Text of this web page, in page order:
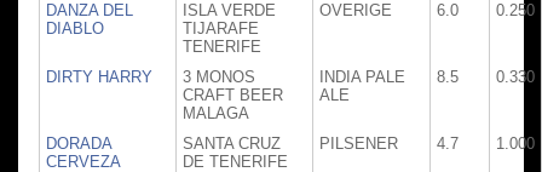
DANZA DEL
DIABLO
ISLA VERDE
TIJARAFE
TENERIFE
OVERIGE 6.0 0.250
DIRTY HARRY
3 MONOS
CRAFT BEER
MALAGA
INDIA PALE
ALE
8.5 0.330
DORADA
CERVEZA
SANTA CRUZ
DE TENERIFE
PILSENER 4.7 1.000